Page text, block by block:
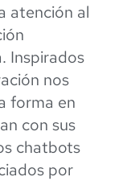
atención al
Inspirados
nos
forma en
con sus
chatbots
por